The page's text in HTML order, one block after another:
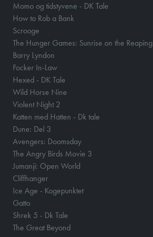
Momo og tidstyvene - DK Tale
How to Rob a Bank
Scrooge
The Hunger Games: Sunrise on the Reaping
Barry Lyndon
Focker In-Law
Hexed - DK Tale
Wild Horse Nine
Violent Night 2
Katten med Hatten - Dk tale
Dune: Del 3
Avengers: Doomsday
The Angry Birds Movie 3
Jumanji: Open World
Cliffhanger
Ice Age - Kogepunktet
Gatto
Shrek 5 - Dk Tale
The Great Beyond